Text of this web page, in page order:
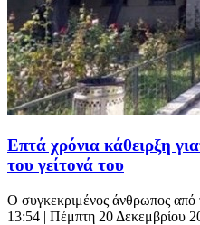
Επτά χρόνια κάθειρξη
του γείτονά του
Ο συγκεκριμένος άνθρωπος
13:54 | Πέμπτη 20 Δεκεμβρίου